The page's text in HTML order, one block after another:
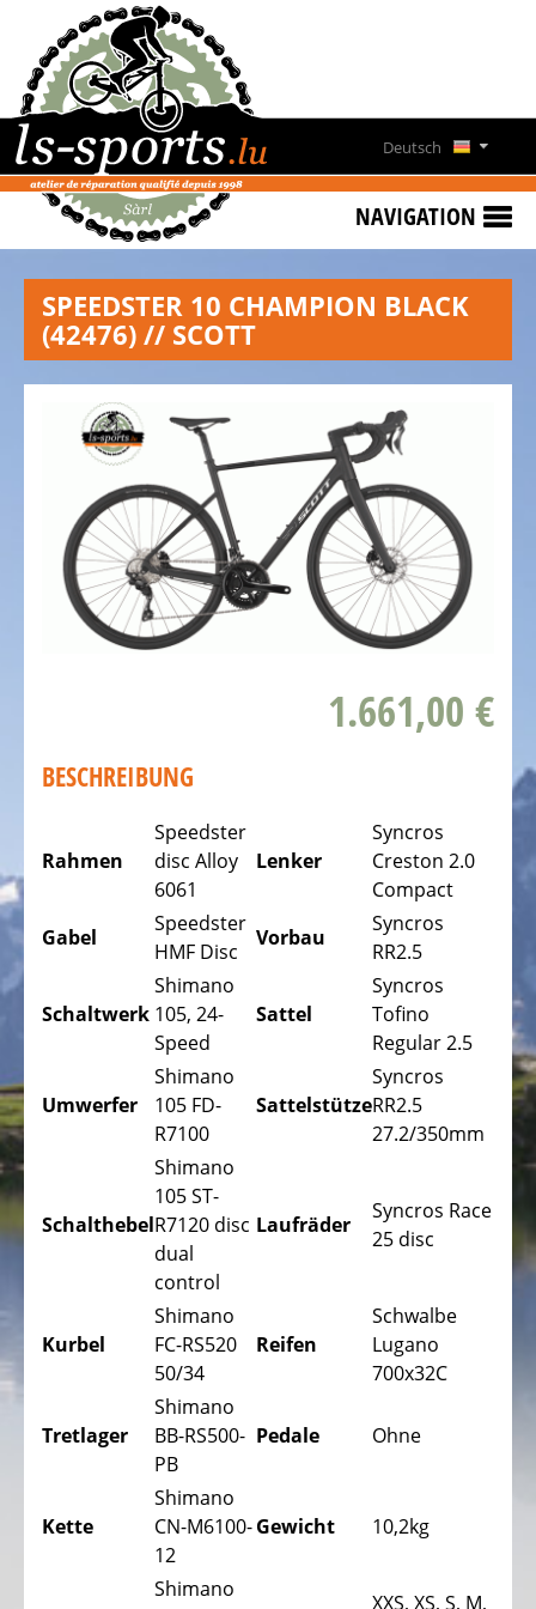
Deutsch
English
Lëtzebuergesch
NAVIGATION
HOME
SONDERANGEBOTE
NEWS
&
EVENTS
FAHRRADVERMIETUNG
KONTAKT
ÖFFNUNGSZEITEN
ÜBER
UNSER
TEAM
DAS
FAHRRAD
Kinderfahrräder
Gravel
Fahrräder
Mountainbikes,
MTB
Tourenräder
-
Trekking
Fahrräder
Offroad
Trekking
Fahrräder
Stadtfahrräder
Faltfahrräder
Tandem
Fahrräder
Liegeräder,
Dreiräder
Liegeräder,
Dreiräder
ELEKTROFAHRRAD
SPEEDSTER 10 CHAMPION BLACK
(42476) // SCOTT
1.661,00 €
BESCHREIBUNG
Rahmen
Speedster
disc Alloy
6061
Lenker
Syncros
Creston 2.0
Compact
Gabel
Speedster
HMF Disc
Vorbau
Syncros
RR2.5
Schaltwerk
Shimano
105, 24-
Speed
Sattel
Syncros
Tofino
Regular 2.5
Umwerfer
Shimano
105 FD-
R7100
Sattelstütze
Syncros
RR2.5
27.2/350mm
Schalthebel
Shimano
105 ST-
R7120 disc
dual
control
Laufräder
Syncros Race
25 disc
Kurbel
Shimano
FC-RS520
50/34
Reifen
Schwalbe
Lugano
700x32C
Tretlager
Shimano
BB-RS500-
PB
Pedale Ohne
Kette
Shimano
CN-M6100-
12
Gewicht 10,2kg
Shimano
XXS, XS, S, M,